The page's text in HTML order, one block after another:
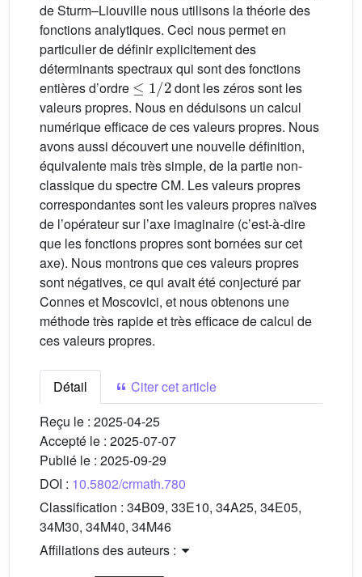
de Sturm–Liouville nous utilisons la théorie des
fonctions analytiques. Ceci nous permet en
particulier de définir explicitement des
déterminants spectraux qui sont des fonctions
entières d’ordre
≤1/2
dont les zéros sont les
valeurs propres. Nous en déduisons un calcul
numérique efficace de ces valeurs propres. Nous
avons aussi découvert une nouvelle définition,
équivalente mais très simple, de la partie non-
classique du spectre CM. Les valeurs propres
correspondantes sont les valeurs propres naïves
de l’opérateur sur l’axe imaginaire (c’est-à-dire
que les fonctions propres sont bornées sur cet
axe). Nous montrons que ces valeurs propres
sont négatives, ce qui avait été conjecturé par
Connes et Moscovici, et nous obtenons une
méthode très rapide et très efficace de calcul de
ces valeurs propres.
Détail
Citer cet article
Reçu le : 2025-04-25
Accepté le : 2025-07-07
Publié le : 2025-09-29
DOI : 10.5802/crmath.780
Classification : 34B09, 33E10, 34A25, 34E05,
34M30, 34M40, 34M46
Affiliations des auteurs :